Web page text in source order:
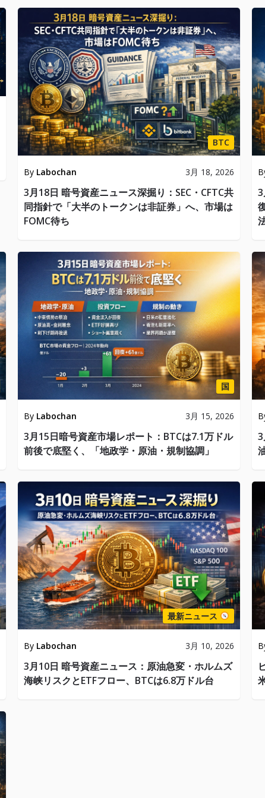
BTC
By Labochan 3月 18, 2026
3月18日 暗号資産ニュース深掘り：SEC・CFTC共
同指針で「大半のトークンは非証券」へ、市場は
FOMC待ち
国
By Labochan 3月 15, 2026
3月15日暗号資産市場レポート：BTCは7.1万ドル
前後で底堅く、「地政学・原油・規制協調」
最新ニュース
By Labochan 3月 10, 2026
3月10日 暗号資産ニュース：原油急変・ホルムズ
海峡リスクとETFフロー、BTCは6.8万ドル台